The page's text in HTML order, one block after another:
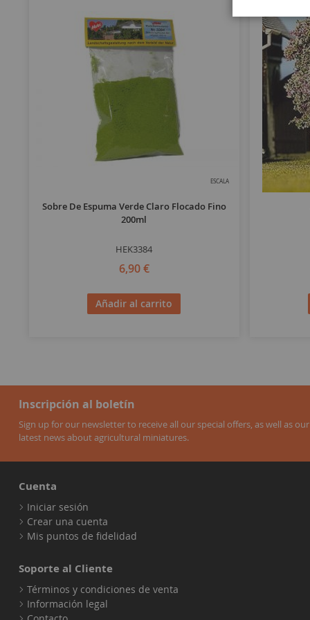
ESCALA
Sobre De Espuma Verde Claro Flocado Fino
200ml
HEK3384
6,90 €
Añadir al carrito
Inscripción al boletín
Sign up for our newsletter to receive all our special offers, as well as our
latest news about agricultural miniatures.
Cuenta
Iniciar sesión
Crear una cuenta
Mis puntos de fidelidad
Soporte al Cliente
Términos y condiciones de venta
Información legal